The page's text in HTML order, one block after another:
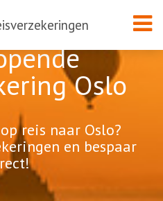
Oslo
reis naar Oslo?
en bespaar